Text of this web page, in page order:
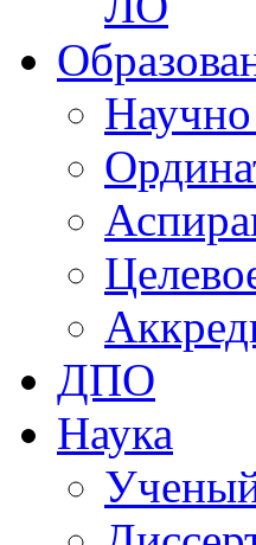
Научно
ДПО
Наука